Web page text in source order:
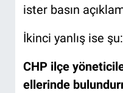
ister basın
İkinci yanlış ise şu:
CHP ilçe
ellerinde